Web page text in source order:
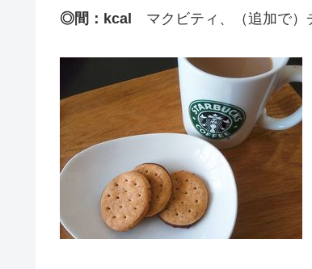
◎間：kcal マクビティ、（追加で